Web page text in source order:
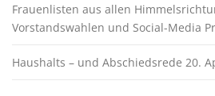
n
Frauenlisten aus allen
Vorstandswahlen und Social-Media
Haushalts – und Abschiedsrede 20.